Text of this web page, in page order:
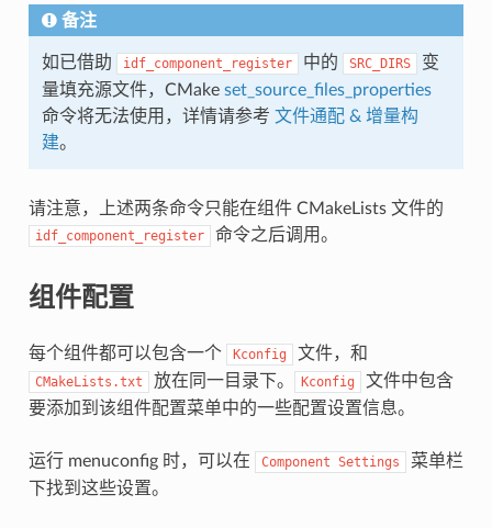
备注
如已借助 idf_component_register 中的 SRC_DIRS
变
量填充源文件，CMake set_source_files_properties
命令将无法使用，详情请参考 文件通配 & 增量构
建。
请注意，上述两条命令只能在组件 CMakeLists 文件的
idf_component_register 命令之后调用。
组件配置
每个组件都可以包含一个 Kconfig 文件，和
CMakeLists.txt 放在同一目录下。 Kconfig
文件中包含
要添加到该组件配置菜单中的一些配置设置信息。
运行 menuconfig 时，可以在 Component Settings
菜单栏
下找到这些设置。